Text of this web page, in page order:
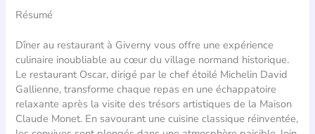
Résumé
Dîner au restaurant à Giverny vous offre une expérience
culinaire inoubliable au cœur du village normand historique.
Le restaurant Oscar, dirigé par le chef étoilé Michelin David
Gallienne, transforme chaque repas en une échappatoire
relaxante après la visite des trésors artistiques de la Maison
Claude Monet. En savourant une cuisine classique réinventée,